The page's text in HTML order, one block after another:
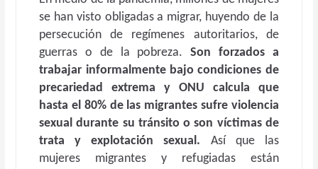
se han visto obligadas a migrar, huyendo de la
persecución de regímenes autoritarios, de
guerras o de la pobreza.Son forzados a
trabajar informalmente bajo condiciones de
precariedad extrema y ONU calcula que
hasta el 80% de las migrantes sufre violencia
sexual durante su tránsito o son víctimas de
trata y explotación sexual. Así que las
mujeres migrantes y refugiadas están